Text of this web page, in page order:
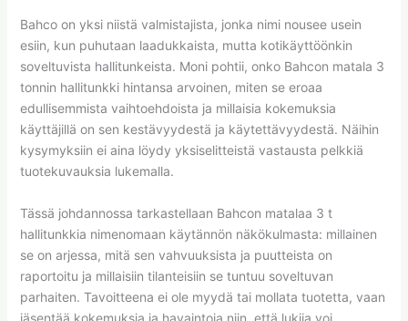
Bahco on yksi niistä valmistajista, jonka nimi nousee usein
esiin, kun puhutaan laadukkaista, mutta kotikäyttöönkin
soveltuvista hallitunkeista. Moni pohtii, onko Bahcon matala 3
tonnin hallitunkki hintansa arvoinen, miten se eroaa
edullisemmista vaihtoehdoista ja millaisia kokemuksia
käyttäjillä on sen kestävyydestä ja käytettävyydestä. Näihin
kysymyksiin ei aina löydy yksiselitteistä vastausta pelkkiä
tuotekuvauksia lukemalla.
Tässä johdannossa tarkastellaan Bahcon matalaa 3 t
hallitunkkia nimenomaan käytännön näkökulmasta: millainen
se on arjessa, mitä sen vahvuuksista ja puutteista on
raportoitu ja millaisiin tilanteisiin se tuntuu soveltuvan
parhaiten. Tavoitteena ei ole myydä tai mollata tuotetta, vaan
jäsentää kokemuksia ja havaintoja niin, että lukija voi